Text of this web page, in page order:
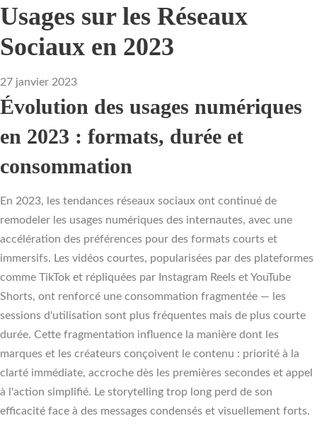
Usages sur les Réseaux
Sociaux en 2023
27 janvier 2023
Évolution des usages numériques
en 2023 : formats, durée et
consommation
En 2023, les tendances réseaux sociaux ont continué de
remodeler les usages numériques des internautes, avec une
accélération des préférences pour des formats courts et
immersifs. Les vidéos courtes, popularisées par des plateformes
comme TikTok et répliquées par Instagram Reels et YouTube
Shorts, ont renforcé une consommation fragmentée — les
sessions d'utilisation sont plus fréquentes mais de plus courte
durée. Cette fragmentation influence la manière dont les
marques et les créateurs conçoivent le contenu : priorité à la
clarté immédiate, accroche dès les premières secondes et appel
à l'action simplifié. Le storytelling trop long perd de son
efficacité face à des messages condensés et visuellement forts.